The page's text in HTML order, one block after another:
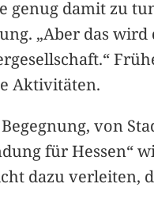
genug damit zu
„Aber das wird
Aktivitäten.
von
für Hessen“
dazu verleiten,